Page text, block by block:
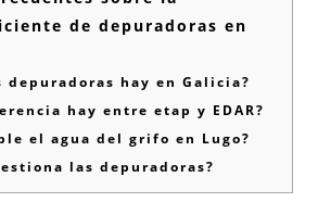
de depuradoras en
depuradoras hay en Galicia?
hay entre etap y EDAR?
el agua del grifo en Lugo?
las depuradoras?